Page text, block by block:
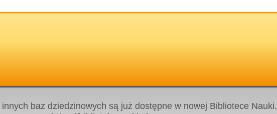
baz dziedzinowych są już dostępne w nowej Bibliotece Nauki.